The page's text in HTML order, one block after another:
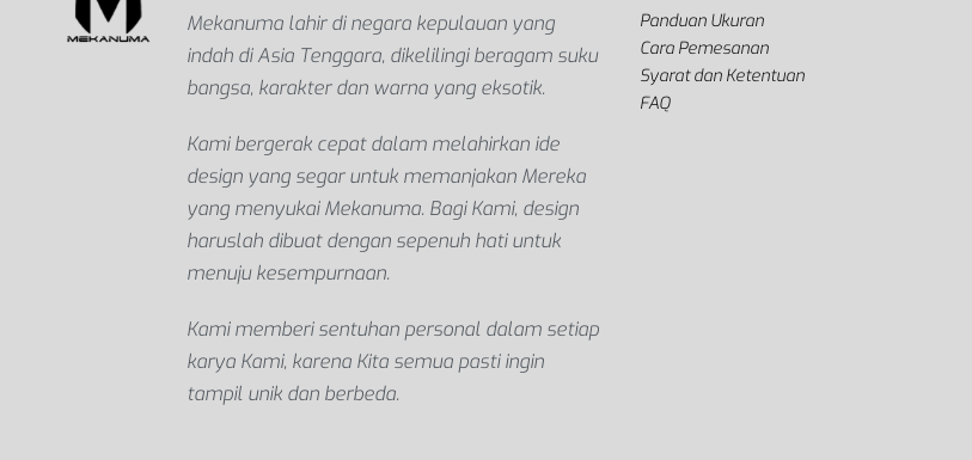
Mekanuma lahir di negara kepulauan yang
indah di Asia Tenggara, dikelilingi beragam suku
bangsa, karakter dan warna yang eksotik.
Kami bergerak cepat dalam melahirkan ide
design yang segar untuk memanjakan Mereka
yang menyukai Mekanuma. Bagi Kami, design
haruslah dibuat dengan sepenuh hati untuk
menuju kesempurnaan.
Kami memberi sentuhan personal dalam setiap
karya Kami, karena Kita semua pasti ingin
tampil unik dan berbeda.
Panduan Ukuran
Cara Pemesanan
Syarat dan Ketentuan
FAQ